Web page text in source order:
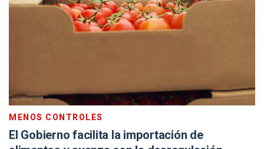
MENOS CONTROLES
El Gobierno facilita la importación de